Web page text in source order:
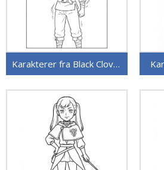
Karakterer fra Black Clover